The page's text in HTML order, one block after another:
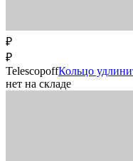
₽
₽
TelescopoffКольцо
нет на складе